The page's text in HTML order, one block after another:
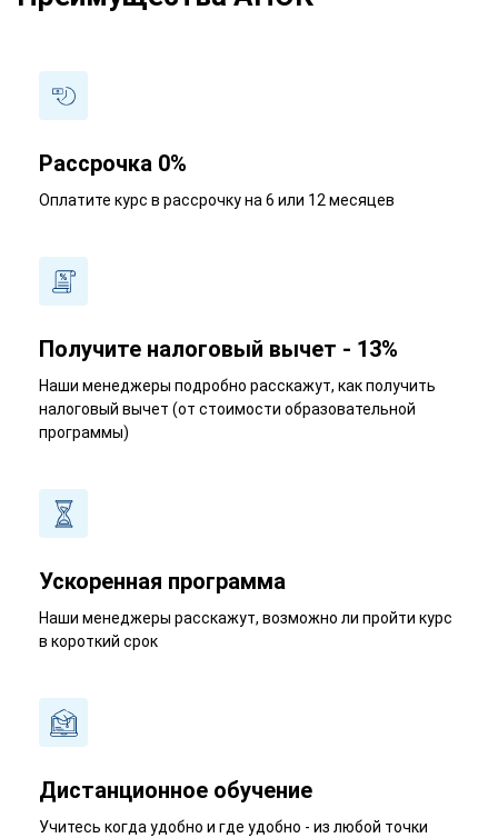
Рассрочка 0%
Оплатите курс в рассрочку на 6 или 12 месяцев
Получите налоговый вычет - 13%
Наши менеджеры подробно расскажут, как получить
налоговый вычет (от стоимости образовательной
программы)
Ускоренная программа
Наши менеджеры расскажут, возможно ли пройти курс
в короткий срок
Дистанционное обучение
Учитесь когда удобно и где удобно - из любой точки